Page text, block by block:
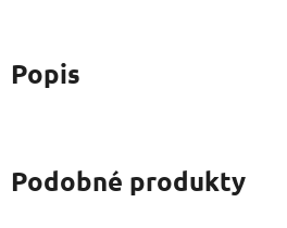
Popis
Podobné produkty